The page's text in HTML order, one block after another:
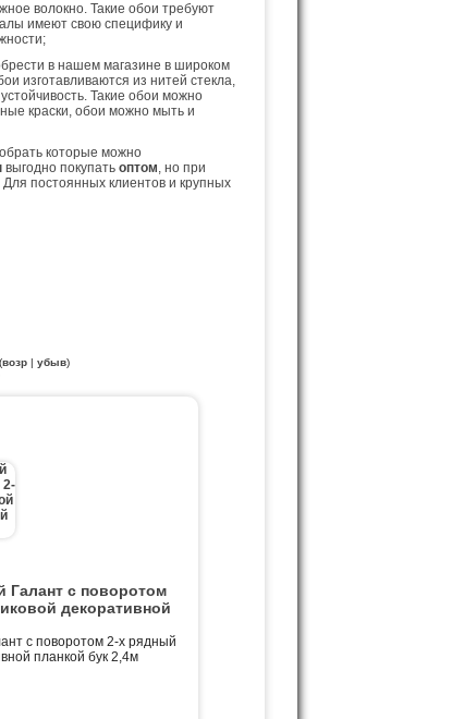
волокно. Такие обои требуют
имеют свою специфику и
в нашем магазине в широком
изготавливаются из нитей стекла,
Такие обои можно
краски, обои можно мыть и
которые можно
выгодно покупать оптом, но при
постоянных клиентов и крупных
возр| убыв)
Галант с поворотом
декоративной
с поворотом 2-х рядный
планкой бук 2,4м